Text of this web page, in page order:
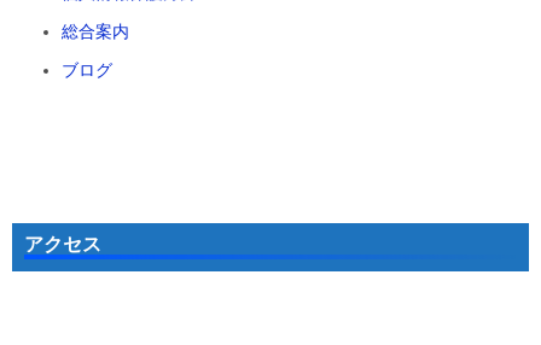
総合案内
ブログ
アクセス